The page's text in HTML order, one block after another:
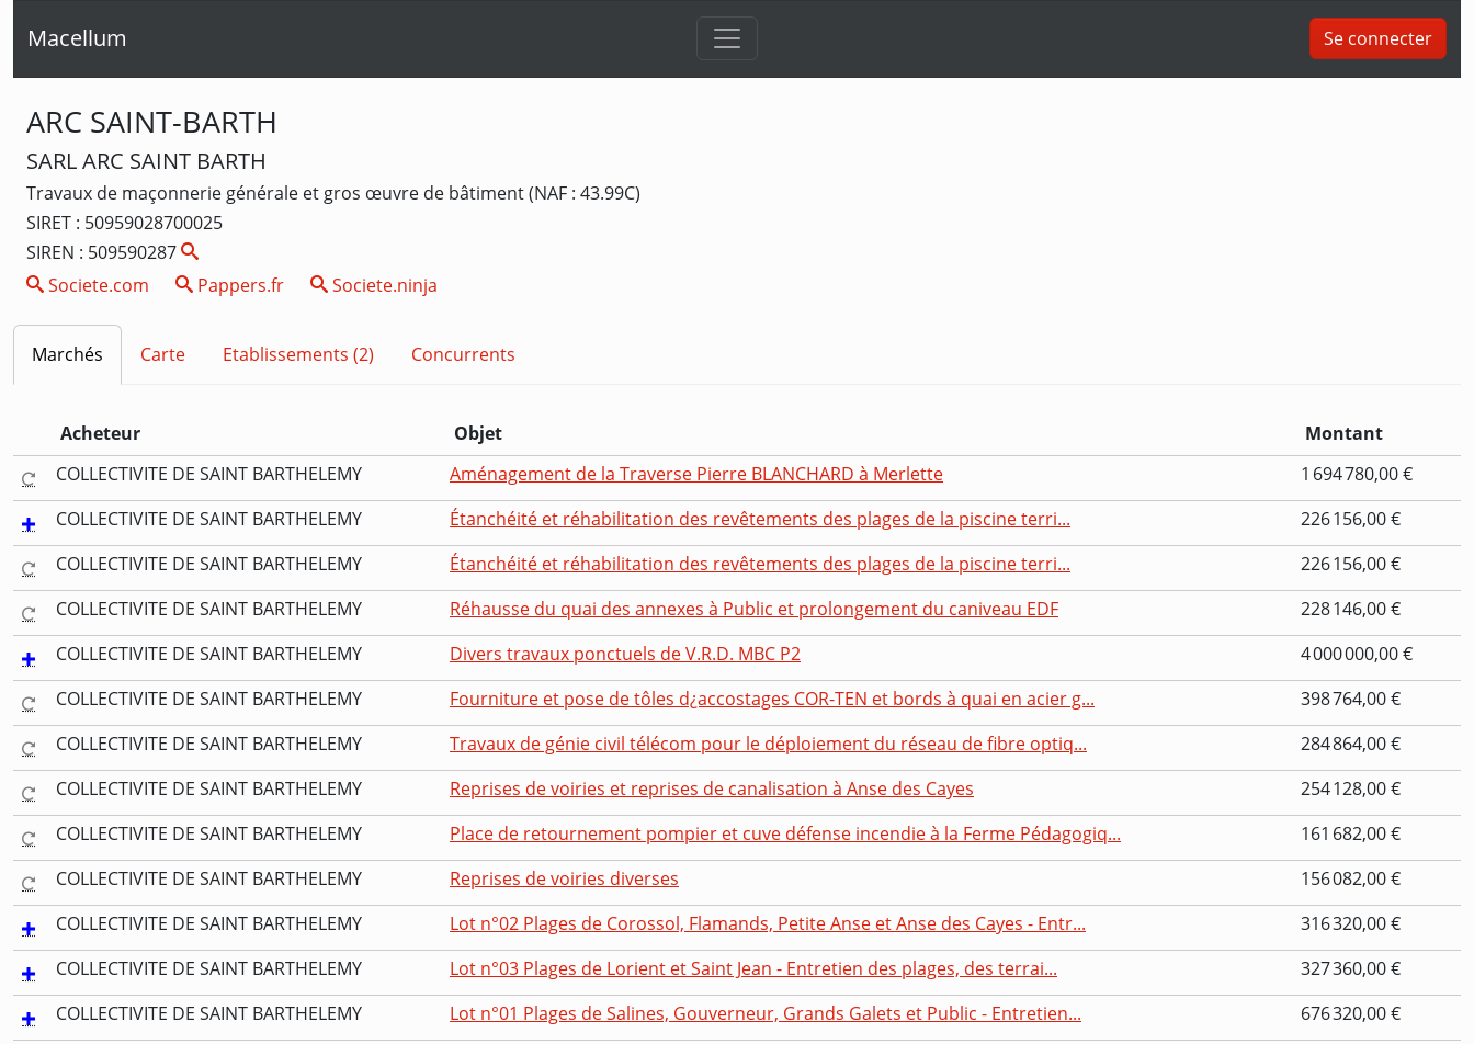
Macellum Se connecter
ARC SAINT-BARTH
SARL ARC SAINT BARTH
Travaux de maçonnerie générale et gros œuvre de bâtiment (NAF : 43.99C)
SIRET : 50959028700025
SIREN : 509590287
Societe.com
Pappers.fr Societe.ninja
Marchés Carte Etablissements (2) Concurrents
Acheteur Objet
Montant
COLLECTIVITE DE SAINT BARTHELEMY
Aménagement de la Traverse Pierre BLANCHARD à Merlette
1 694 780,00 €
COLLECTIVITE DE SAINT BARTHELEMY
Étanchéité et réhabilitation des revêtements des plages de la piscine terri...
226 156,00 €
COLLECTIVITE DE SAINT BARTHELEMY
Étanchéité et réhabilitation des revêtements des plages de la piscine terri...
226 156,00 €
COLLECTIVITE DE SAINT BARTHELEMY
Réhausse du quai des annexes à Public et prolongement du caniveau EDF
228 146,00 €
COLLECTIVITE DE SAINT BARTHELEMY
Divers travaux ponctuels de V.R.D. MBC P2
4 000 000,00 €
COLLECTIVITE DE SAINT BARTHELEMY
Fourniture et pose de tôles d¿accostages COR-TEN et bords à quai en acier g...
398 764,00 €
COLLECTIVITE DE SAINT BARTHELEMY
Travaux de génie civil télécom pour le déploiement du réseau de fibre optiq...
284 864,00 €
COLLECTIVITE DE SAINT BARTHELEMY
Reprises de voiries et reprises de canalisation à Anse des Cayes
254 128,00 €
COLLECTIVITE DE SAINT BARTHELEMY
Place de retournement pompier et cuve défense incendie à la Ferme Pédagogiq...
161 682,00 €
COLLECTIVITE DE SAINT BARTHELEMY
Reprises de voiries diverses
156 082,00 €
COLLECTIVITE DE SAINT BARTHELEMY
Lot n°02 Plages de Corossol, Flamands, Petite Anse et Anse des Cayes - Entr...
316 320,00 €
COLLECTIVITE DE SAINT BARTHELEMY
Lot n°03 Plages de Lorient et Saint Jean - Entretien des plages, des terrai...
327 360,00 €
COLLECTIVITE DE SAINT BARTHELEMY
Lot n°01 Plages de Salines, Gouverneur, Grands Galets et Public - Entretien...
676 320,00 €